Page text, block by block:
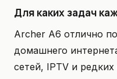
Для каких задач
Archer A6 отлично
домашнего
сетей, IPTV и редких